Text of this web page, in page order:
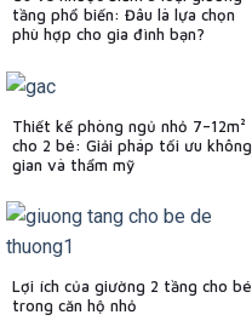
tầng phổ biến: Đâu là lựa chọn
phù hợp cho gia đình bạn?
Thiết kế phòng ngủ nhỏ 7–12m²
cho 2 bé: Giải pháp tối ưu không
gian và thẩm mỹ
Lợi ích của giường 2 tầng cho bé
trong căn hộ nhỏ